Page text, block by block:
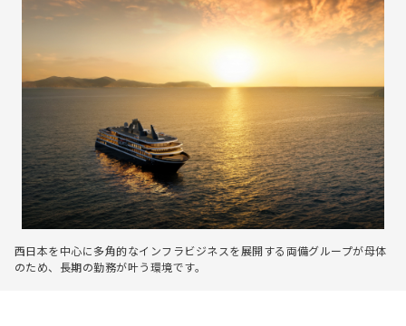
西日本を中心に多角的なインフラビジネスを展開する両備グループが母体
のため、長期の勤務が叶う環境です。